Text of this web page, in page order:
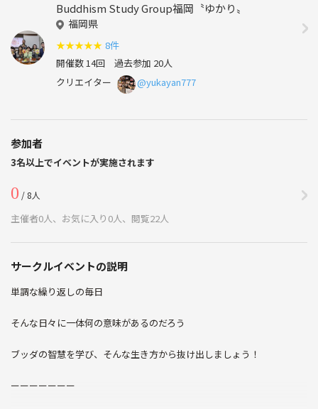
Buddhism Study Group福岡〝ゆかり〟
福岡県
★★★★★ 8件
開催数 14回 過去参加 20人
クリエイター
@yukayan777
参加者
3名以上でイベントが実施されます
0 / 8人
主催者0人、お気に入り0人、閲覧22人
サークルイベントの説明
単調な繰り返しの毎日
そんな日々に一体何の意味があるのだろう
ブッダの智慧を学び、そんな生き方から抜け出しましょう！
ーーーーーーー